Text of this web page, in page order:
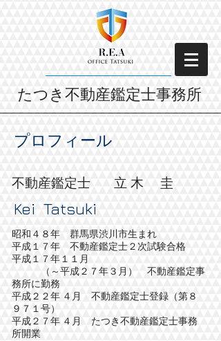
たつき不動産鑑定士事務所
プロフィール
不動産鑑定士 立 木 圭
昭和４８年 群馬県渋川市生まれ
平成１７年 不動産鑑定士２次試験合格
平成１７年１１月
（～平成２７年３月） 不動産鑑定事
務所に勤務
平成２２年 ４月 不動産鑑定士登録（第８
９７１号）
平成２７年 ４月 たつき不動産鑑定士事務
所開業
Kei Tatsuki